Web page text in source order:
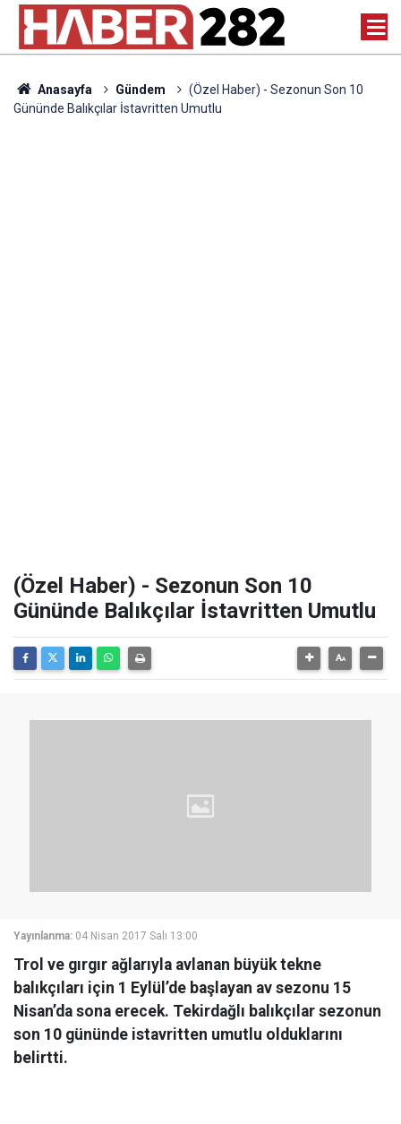
Anasayfa Gündem
(Özel Haber) - Sezonun Son 10
Gününde Balıkçılar İstavritten Umutlu
(Özel Haber) - Sezonun Son 10
Gününde Balıkçılar İstavritten Umutlu
Yayınlanma: 04 Nisan 2017 Salı 13:00
Trol ve gırgır ağlarıyla avlanan büyük tekne
balıkçıları için 1 Eylül’de başlayan av sezonu 15
Nisan’da sona erecek. Tekirdağlı balıkçılar sezonun
son 10 gününde istavritten umutlu olduklarını
belirtti.